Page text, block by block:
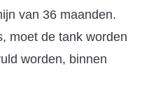
van 36 maanden.
moet de tank worden
worden, binnen